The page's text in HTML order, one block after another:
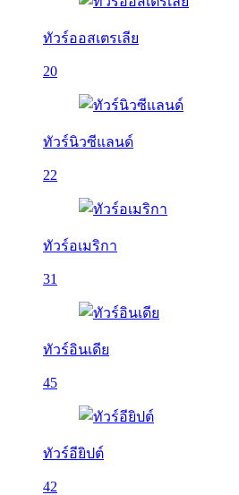
ทัวร์ออสเตรเลีย
20
ทัวร์นิวซีแลนด์
22
ทัวร์อเมริกา
31
ทัวร์อินเดีย
45
ทัวร์อียิปต์
42